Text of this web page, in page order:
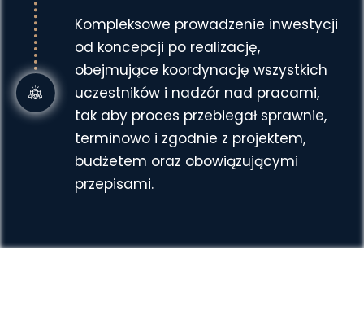
Kompleksowe prowadzenie inwestycji
od koncepcji po realizację,
obejmujące koordynację wszystkich
uczestników i nadzór nad pracami,
tak aby proces przebiegał sprawnie,
terminowo i zgodnie z projektem,
budżetem oraz obowiązującymi
przepisami.